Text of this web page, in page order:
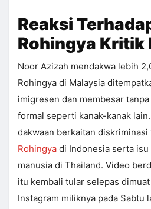
Reaksi
Rohingya Kritik
Noor Azizah mendakwa lebih
Rohingya di Malaysia
imigresen dan membesar
formal seperti kanak-kanak
dakwaan berkaitan diskriminasi
Rohingya di Indonesia serta isu
manusia di Thailand. Video
itu kembali tular selepas
Instagram miliknya pada Sabtu